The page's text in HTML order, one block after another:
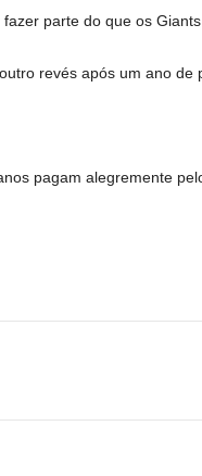
parte do que os
revés após um ano de
pagam alegremente